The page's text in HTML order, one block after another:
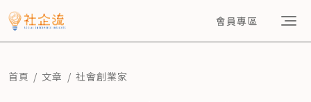
會員專區
首頁 文章 社會創業家